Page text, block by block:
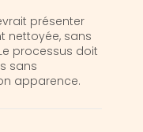
présenter
nettoyée, sans
processus doit
sans
apparence.